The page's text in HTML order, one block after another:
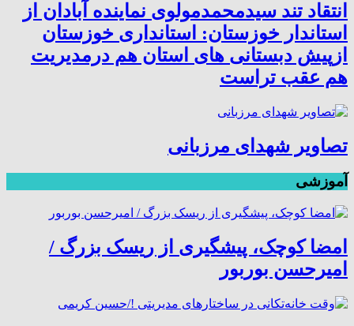
انتقاد تند سیدمحمدمولوی نماینده آبادان از
استاندار خوزستان: استانداری خوزستان
ازپیش دبستانی های استان هم درمدیریت
هم عقب تراست
تصاویر شهدای مرزبانی
آموزشی
امضا کوچک، پیشگیری از ریسک بزرگ /
امیرحسن بوربور